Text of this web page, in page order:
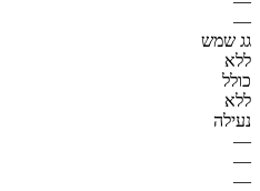
—
גג שמש
ללא
כולל
ללא
נעילה
—
—
—